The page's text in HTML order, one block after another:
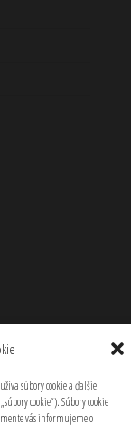
súbory cookie a ďalšie
cookie“). Súbory cookie
vás informujeme o
eCommerce